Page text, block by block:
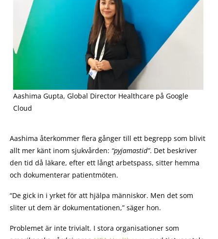
Aashima Gupta, Global Director Healthcare på Google
Cloud
Aashima återkommer flera gånger till ett begrepp som blivit
allt mer känt inom sjukvården: “pyjamastid”. Det beskriver
den tid då läkare, efter ett långt arbetspass, sitter hemma
och dokumenterar patientmöten.
“De gick in i yrket för att hjälpa människor. Men det som
sliter ut dem är dokumentationen,” säger hon.
Problemet är inte trivialt. I stora organisationer som